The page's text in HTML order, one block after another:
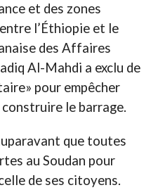
et des zones
l’Éthiopie et le
des Affaires
Al-Mahdi a exclu de
pour empêcher
le barrage.
que toutes
au Soudan pour
de ses citoyens.